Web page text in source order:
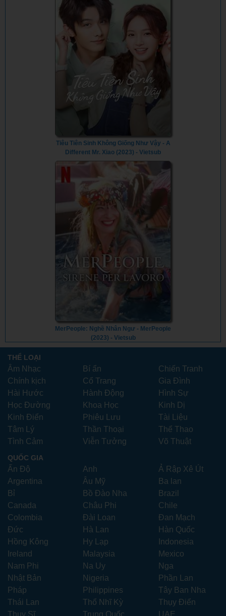
Tiêu Tiên Sinh Không Giống Như Vậy - A
Different Mr. Xiao (2023) - Vietsub
MerPeople: Nghề Nhân Ngư - MerPeople
(2023) - Vietsub
THỂ LOẠI
Âm Nhạc Bí ẩn
Chiến Tranh
Chính kịch
Cổ Trang
Gia Đình
Hài Hước
Hành Động
Hình Sự
Học Đường
Khoa Học
Kinh Dị
Kinh Điển
Phiêu Lưu
Tài Liệu
Tâm Lý
Thần Thoại
Thể Thao
Tình Cảm
Viễn Tưởng Võ Thuật
QUỐC GIA
Ấn Độ Anh
Ả Rập Xê Út
Argentina
Âu Mỹ
Ba lan
Bỉ
Bồ Đào Nha
Brazil
Canada
Châu Phi
Chile
Colombia
Đài Loan
Đan Mạch
Đức
Hà Lan
Hàn Quốc
Hồng Kông
Hy Lạp
Indonesia
Ireland
Malaysia
Mexico
Nam Phi
Na Uy
Nga
Nhật Bản
Nigeria
Phần Lan
Pháp
Philippines
Tây Ban Nha
Thái Lan
Thổ Nhĩ Kỳ
Thụy Điển
Thụy Sĩ
Trung Quốc UAE